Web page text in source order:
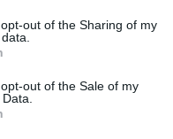
out of the Sharing of my
out of the Sale of my
sotto lo sguardo